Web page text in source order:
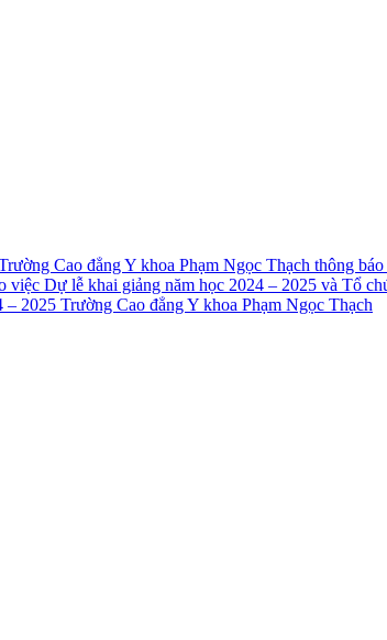
Cao đẳng Y khoa Phạm Ngọc Thạch thông
việc Dự lễ khai giảng năm học 2024 – 2025 và Tổ
2025 Trường Cao đẳng Y khoa Phạm Ngọc Thạch